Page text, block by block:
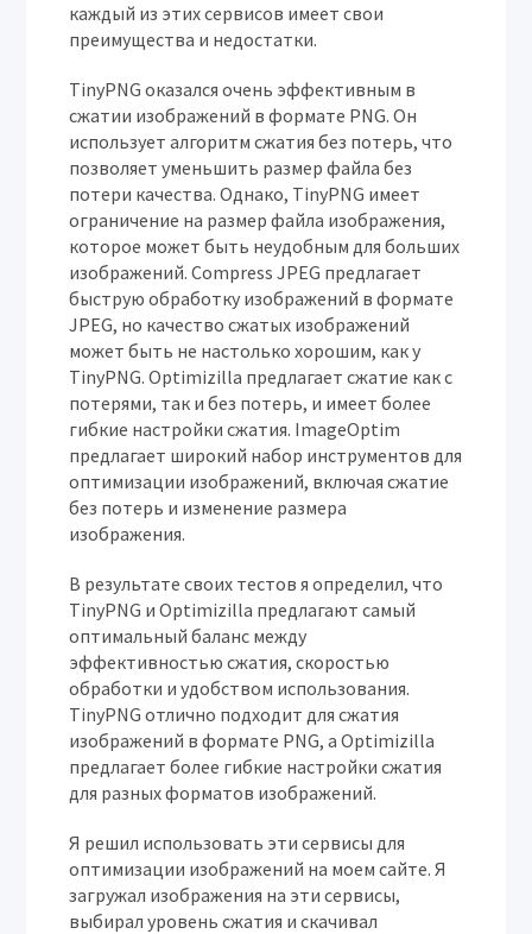
каждый из этих сервисов имеет свои
преимущества и недостатки.
TinyPNG оказался очень эффективным в
сжатии изображений в формате PNG. Он
использует алгоритм сжатия без потерь, что
позволяет уменьшить размер файла без
потери качества. Однако, TinyPNG имеет
ограничение на размер файла изображения,
которое может быть неудобным для больших
изображений. Compress JPEG предлагает
быструю обработку изображений в формате
JPEG, но качество сжатых изображений
может быть не настолько хорошим, как у
TinyPNG. Optimizilla предлагает сжатие как с
потерями, так и без потерь, и имеет более
гибкие настройки сжатия. ImageOptim
предлагает широкий набор инструментов для
оптимизации изображений, включая сжатие
без потерь и изменение размера
изображения.
В результате своих тестов я определил, что
TinyPNG и Optimizilla предлагают самый
оптимальный баланс между
эффективностью сжатия, скоростью
обработки и удобством использования.
TinyPNG отлично подходит для сжатия
изображений в формате PNG, а Optimizilla
предлагает более гибкие настройки сжатия
для разных форматов изображений.
Я решил использовать эти сервисы для
оптимизации изображений на моем сайте. Я
загружал изображения на эти сервисы,
выбирал уровень сжатия и скачивал